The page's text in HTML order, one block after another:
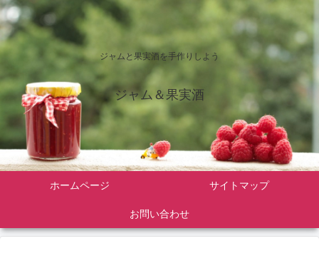
ジャムと果実酒を手作りしよう
ジャム＆果実酒
ホームページ サイトマップ
お問い合わせ